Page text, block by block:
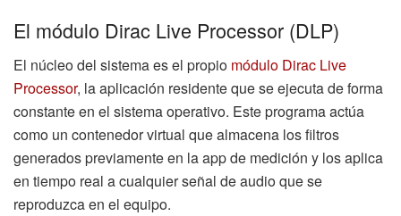
El módulo Dirac Live Processor (DLP)
El núcleo del sistema es el propio módulo Dirac Live
Processor, la aplicación residente que se ejecuta de forma
constante en el sistema operativo. Este programa actúa
como un contenedor virtual que almacena los filtros
generados previamente en la app de medición y los aplica
en tiempo real a cualquier señal de audio que se
reproduzca en el equipo.